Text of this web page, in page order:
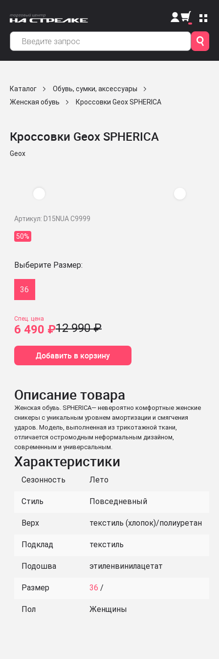
Каталог
Обувь, сумки, аксессуары
Женская обувь
Кроссовки Geox SPHERICA
Кроссовки Geox SPHERICA
Geox
Артикул: D15NUA C9999
50%
Выберите Размер:
36
Спец. цена
6 490 ₽12 990 ₽
Добавить в корзину
Описание товара
Женская обувь. SPHERICA— невероятно комфортные женские
сникеры с уникальным уровнем амортизации и смягчения
ударов. Модель, выполненная из трикотажной ткани,
отличается остромодным неформальным дизайном,
современным и универсальным.
Характеристики
Сезонность Лето
Стиль Повседневный
Верх текстиль (хлопок)/полиуретан
Подклад текстиль
Подошва этиленвинилацетат
Размер 36 /
Пол Женщины